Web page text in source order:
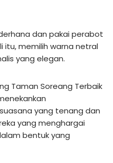
dan pakai perabot
itu, memilih warna netral
yang elegan.
Taman Soreang Terbaik
yang tenang dan
yang menghargai
bentuk yang